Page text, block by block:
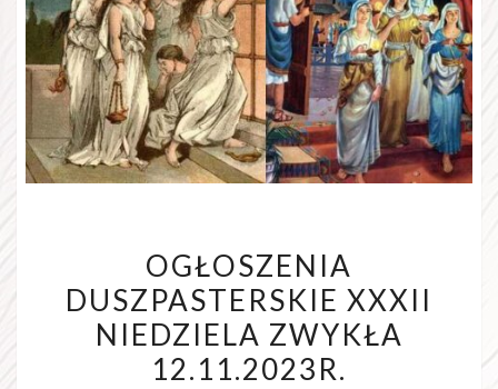
DUSZPASTERSKIE
XXXII
NIEDZIELA
ZWYKŁA
OGŁOSZENIA
DUSZPASTERSKIE XXXII
NIEDZIELA ZWYKŁA
12.11.2023R.